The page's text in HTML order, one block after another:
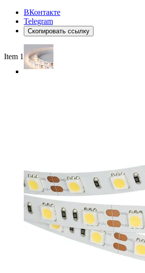
ВКонтакте
Telegram
Скопировать ссылку
Item 1 of 5